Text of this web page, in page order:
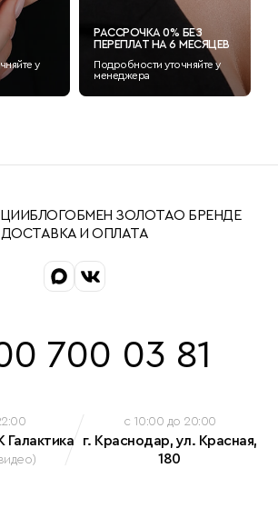
у
РАССРОЧКА 0% БЕЗ
ПЕРЕПЛАТ НА 6 МЕСЯЦЕВ
Подробности уточняйте у
менеджера
БЛОГОБМЕН ЗОЛОТАО БРЕНДЕ
ДОСТАВКА И ОПЛАТА
700 03 81
Галактика
c 10:00 до 20:00
г. Краснодар, ул. Красная,
180